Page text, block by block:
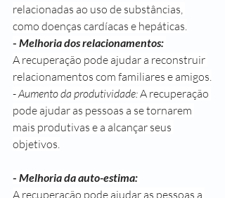
relacionadas ao uso de substâncias,
como doenças cardíacas e hepáticas.
- Melhoria dos relacionamentos:
A recuperação pode ajudar a reconstruir
relacionamentos com familiares e amigos.
- Aumento da produtividade: A recuperação
pode ajudar as pessoas a se tornarem
mais produtivas e a alcançar seus
objetivos.
- Melhoria da auto-estima:
A recuperação pode ajudar as pessoas a